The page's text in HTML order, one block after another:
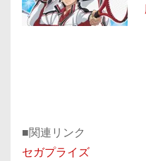
■関連リンク
セガプライズ